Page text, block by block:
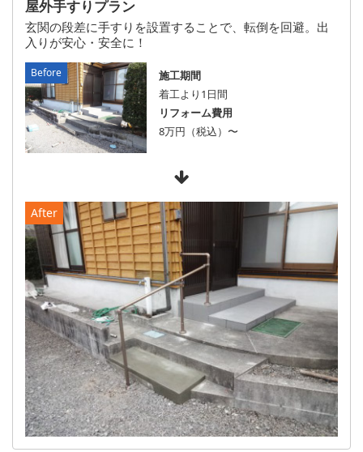
屋外手すりプラン
玄関の段差に手すりを設置することで、転倒を回避。出
入りが安心・安全に！
施工期間
着工より1日間
リフォーム費用
8万円（税込）〜